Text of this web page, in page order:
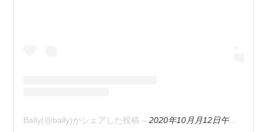
Bally(@bally)がシェアした投稿 –2020年10月月12日午前8時34分PDT